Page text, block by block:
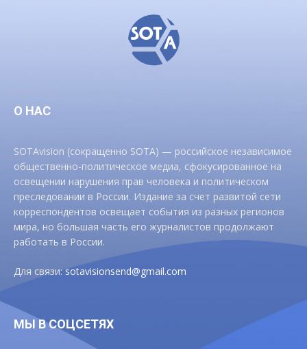
О НАС
SOTAvision (сокращенно SOTA) — российское независимое
общественно-политическое медиа, сфокусированное на
освещении нарушения прав человека и политическом
преследовании в России. Издание за счет развитой сети
корреспондентов освещает события из разных регионов
мира, но большая часть его журналистов продолжают
работать в России.
Для связи:sotavisionsend@gmail.com
МЫ В СОЦСЕТЯХ